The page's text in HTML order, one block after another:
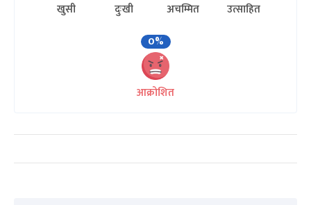
खुसी दुःखी अचम्मित
उत्साहित
0%
आक्रोशित